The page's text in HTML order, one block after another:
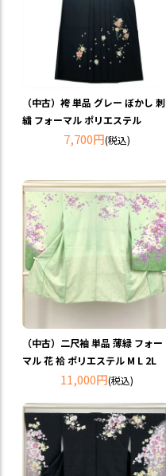
（中古）袴 単品 グレー ぼかし 刺
繍 フォーマル ポリエステル
7,700円(税込)
（中古）二尺袖 単品 薄緑 フォー
マル 花 袷 ポリエステル M L 2L
11,000円(税込)